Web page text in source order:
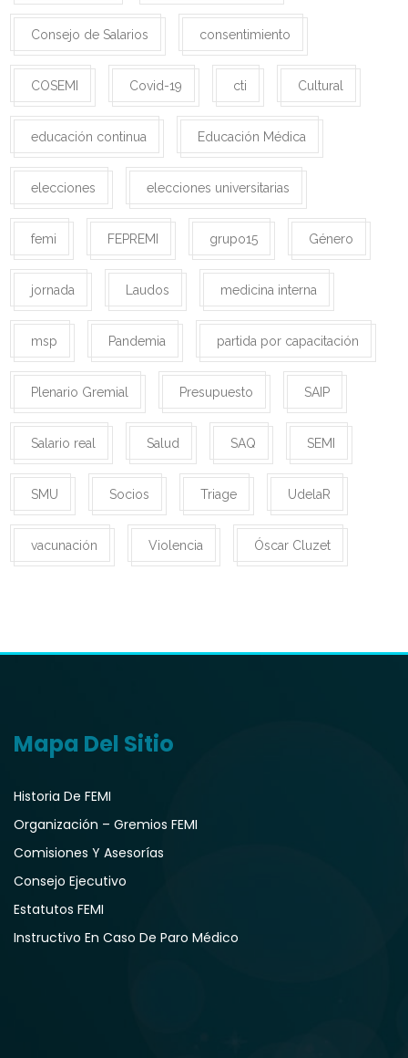
Consejo de Salarios consentimiento
COSEMI Covid-19 cti Cultural
educación continua Educación Médica
elecciones elecciones universitarias
femi FEPREMI grupo15 Género
jornada Laudos medicina interna
msp Pandemia partida por capacitación
Plenario Gremial Presupuesto SAIP
Salario real Salud SAQ SEMI
SMU Socios Triage UdelaR
vacunación Violencia Óscar Cluzet
Mapa Del Sitio
Historia De FEMI
Organización – Gremios FEMI
Comisiones Y Asesorías
Consejo Ejecutivo
Estatutos FEMI
Instructivo En Caso De Paro Médico